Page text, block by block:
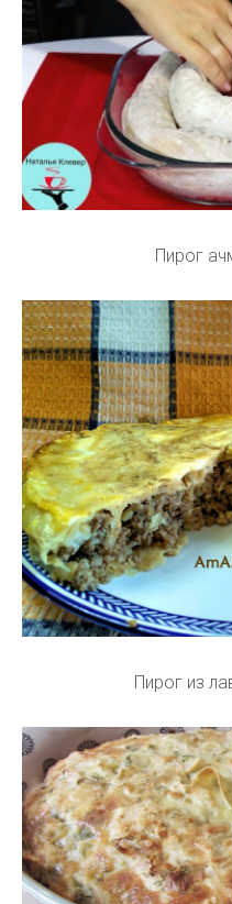
Пирог
Пирог из